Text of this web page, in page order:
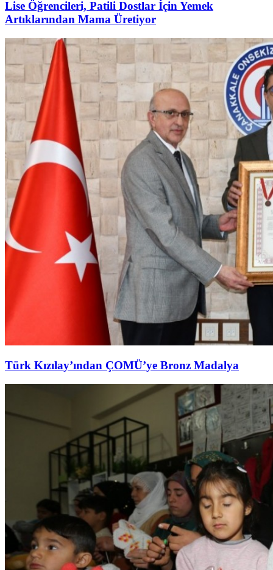
Lise Öğrencileri, Patili Dostlar İçin Yemek
Artıklarından Mama Üretiyor
Türk Kızılay’ından ÇOMÜ’ye Bronz Madalya